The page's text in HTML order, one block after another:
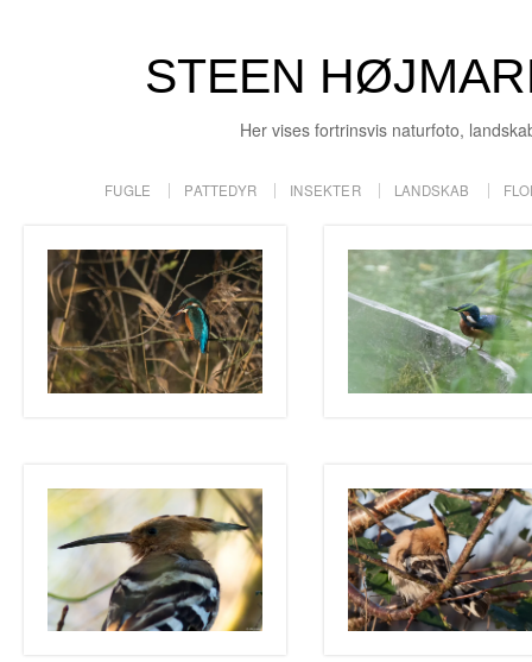
STEEN
Her vises fortrinsvis naturfoto,
FUGLE PATTEDYR INSEKTER LANDSKAB